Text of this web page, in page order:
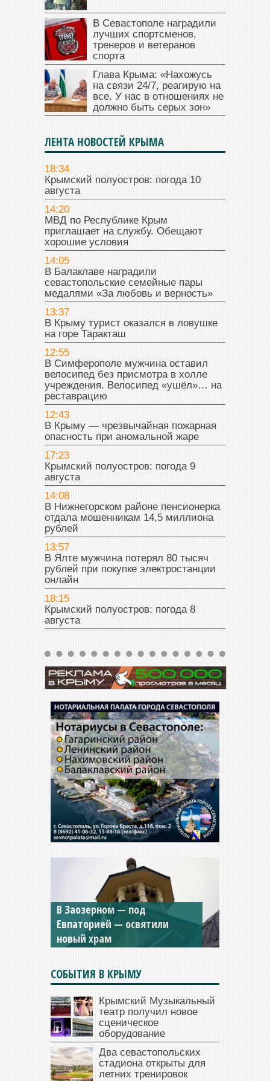
В Севастополе наградили
лучших спортсменов,
тренеров и ветеранов
спорта
Глава Крыма: «Нахожусь
на связи 24/7, реагирую на
все. У нас в отношениях не
должно быть серых зон»
ЛЕНТА НОВОСТЕЙ КРЫМА
18:34
Крымский полуостров: погода 10
августа
14:20
МВД по Республике Крым
приглашает на службу. Обещают
хорошие условия
14:05
В Балаклаве наградили
севастопольские семейные пары
медалями «За любовь и верность»
13:37
В Крыму турист оказался в ловушке
на горе Таракташ
12:55
В Симферополе мужчина оставил
велосипед без присмотра в холле
учреждения. Велосипед «ушёл»… на
реставрацию
12:43
В Крыму — чрезвычайная пожарная
опасность при аномальной жаре
17:23
Крымский полуостров: погода 9
августа
14:08
В Нижнегорском районе пенсионерка
отдала мошенникам 14,5 миллиона
рублей
13:57
В Ялте мужчина потерял 80 тысяч
рублей при покупке электростанции
онлайн
18:15
Крымский полуостров: погода 8
августа
Мужской монастырь Косьмы
и Дамиана в Крыму вновь
открыт для посещения
СОБЫТИЯ В КРЫМУ
Крымский Музыкальный
театр получил новое
сценическое
оборудование
Два севастопольских
стадиона открыты для
летних тренировок